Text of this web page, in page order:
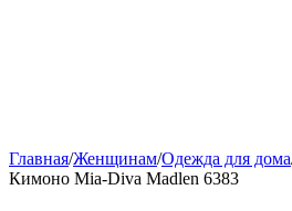
Главная/Женщинам/Одежда для дома
Кимоно Mia-Diva Madlen 6383